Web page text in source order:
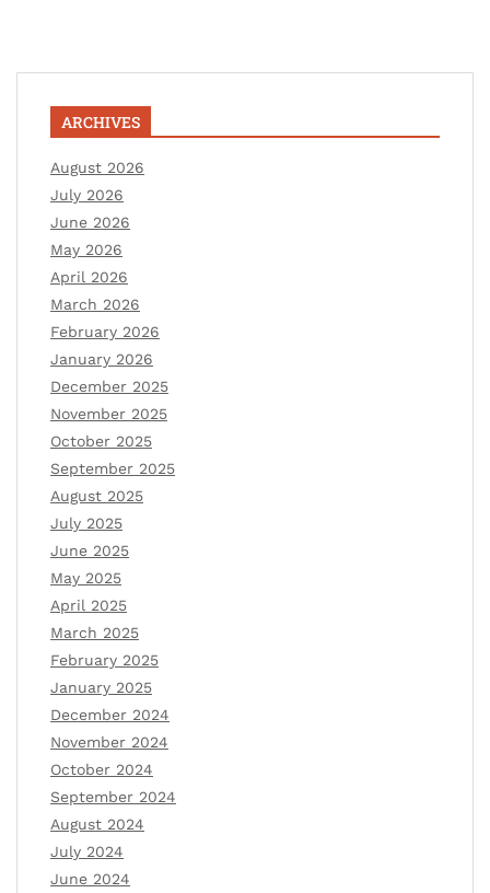
ARCHIVES
August 2026
July 2026
June 2026
May 2026
April 2026
March 2026
February 2026
January 2026
December 2025
November 2025
October 2025
September 2025
August 2025
July 2025
June 2025
May 2025
April 2025
March 2025
February 2025
January 2025
December 2024
November 2024
October 2024
September 2024
August 2024
July 2024
June 2024